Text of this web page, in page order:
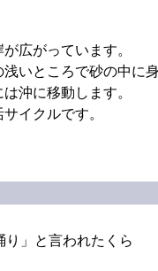
広がっています。
いところで砂の中に
沖に移動します。
イクルです。
」と言われたくら